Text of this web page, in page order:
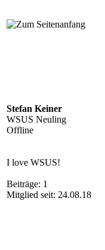
Stefan Keiner
WSUS Neuling
Offline
I love WSUS!
Beiträge: 1
Mitglied seit: 24.08.18